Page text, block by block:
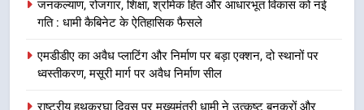
का डीएम ने किया निरीक्षण; समयबद्ध एवं
निर्देश, सुरक्षा मानकों से कोई समझौता
नहींः डीएम
उत्तराखण्ड
मुख्यमंत्री चौम्पियनशिप ट्रॉफी का मंच,
जनकल्याण, रोजगार, शिक्षा, श्रमिक हित और आधारभूत विकास को नई
गति : धामी कैबिनेट के ऐतिहासिक फैसले
एमडीडीए का अवैध प्लाटिंग और निर्माण पर बड़ा एक्शन, दो स्थानों पर
ध्वस्तीकरण, मसूरी मार्ग पर अवैध निर्माण सील
राष्ट्रीय हथकरघा दिवस पर मुख्यमंत्री धामी ने उत्कृष्ट बुनकरों और